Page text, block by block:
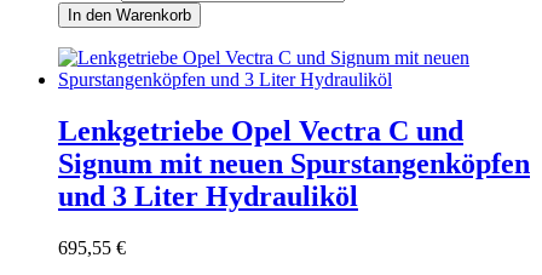
In den Warenkorb
Lenkgetriebe Opel Vectra C und
Signum mit neuen Spurstangenköpfen
und 3 Liter Hydrauliköl
695,55 €